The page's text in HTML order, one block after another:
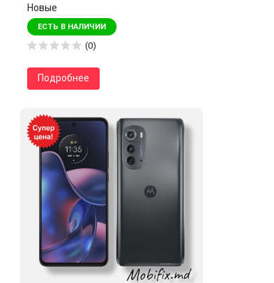
Новые
ЕСТЬ В НАЛИЧИИ
(0)
Подробнее